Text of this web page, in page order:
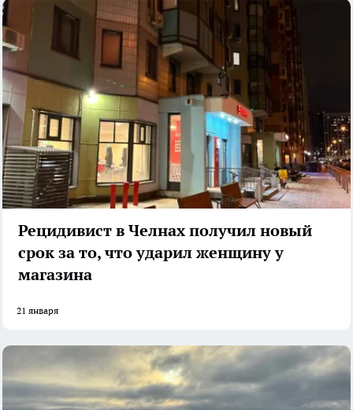
Рецидивист в Челнах получил новый
срок за то, что ударил женщину у
магазина
21 января